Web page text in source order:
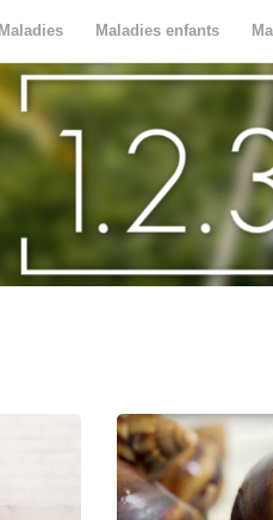
Maladies Maladies enfants